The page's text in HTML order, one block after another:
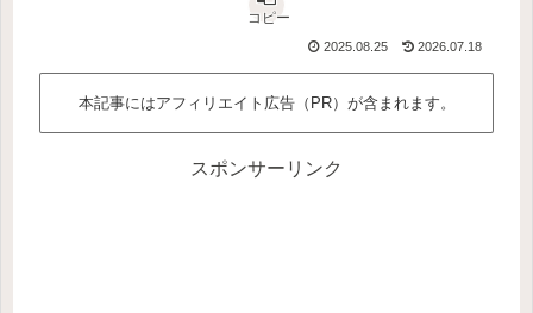
コピー
2025.08.25 2026.07.18
本記事にはアフィリエイト広告（PR）が含まれます。
スポンサーリンク